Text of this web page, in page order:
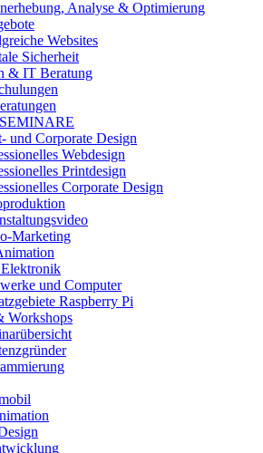
Analyse & Optimierung
Websites
Sicherheit
& IT Beratung
und Corporate Design
Webdesign
Printdesign
Corporate Design
Marketing
und Computer
Raspberry Pi
Workshops